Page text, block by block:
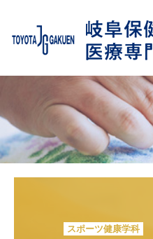
スポーツ健康学科